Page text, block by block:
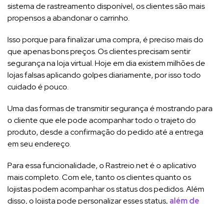
sistema de rastreamento disponível, os clientes são mais
propensos a abandonar o carrinho.
Isso porque para finalizar uma compra, é preciso mais do
que apenas bons preços. Os clientes precisam sentir
segurança na loja virtual. Hoje em dia existem milhões de
lojas falsas aplicando golpes diariamente, por isso todo
cuidado é pouco.
Uma das formas de transmitir segurança é mostrando para
o cliente que ele pode acompanhar todo o trajeto do
produto, desde a confirmação do pedido até a entrega
em seu endereço.
Para essa funcionalidade, o Rastreio.net é o aplicativo
mais completo. Com ele, tanto os clientes quanto os
lojistas podem acompanhar os status dos pedidos. Além
disso, o lojista pode personalizar esses status, além de